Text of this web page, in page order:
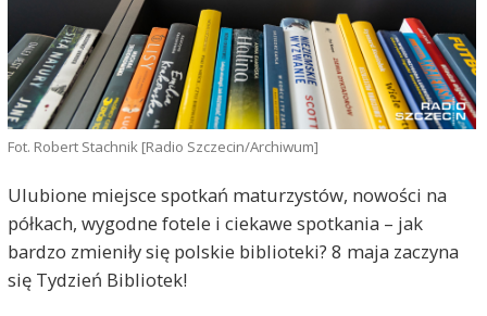
Fot. Robert Stachnik [Radio Szczecin/Archiwum]
Ulubione miejsce spotkań maturzystów, nowości na
półkach, wygodne fotele i ciekawe spotkania – jak
bardzo zmieniły się polskie biblioteki? 8 maja zaczyna
się Tydzień Bibliotek!